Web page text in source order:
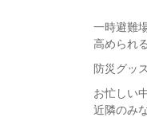
一時避難
高められ
防災グッ
お忙しい
近隣のみ